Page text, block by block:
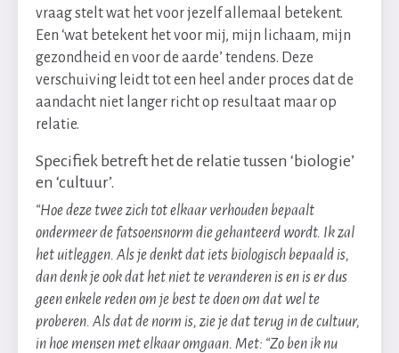
vraag stelt wat het voor jezelf allemaal betekent.
Een ‘wat betekent het voor mij, mijn lichaam, mijn
gezondheid en voor de aarde’ tendens. Deze
verschuiving leidt tot een heel ander proces dat de
aandacht niet langer richt op resultaat maar op
relatie.
Specifiek betreft het de relatie tussen ‘biologie’
en ‘cultuur’.
“Hoe deze twee zich tot elkaar verhouden bepaalt
ondermeer de fatsoensnorm die gehanteerd wordt. Ik zal
het uitleggen. Als je denkt dat iets biologisch bepaald is,
dan denk je ook dat het niet te veranderen is en is er dus
geen enkele reden om je best te doen om dat wel te
proberen. Als dat de norm is, zie je dat terug in de cultuur,
in hoe mensen met elkaar omgaan. Met: “Zo ben ik nu